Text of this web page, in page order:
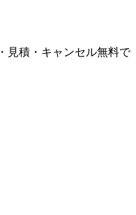
見積・キャンセル無料で